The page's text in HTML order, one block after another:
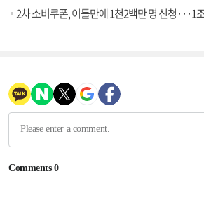
2차 소비쿠폰, 이틀만에 1천2백만 명 신청···1조2천억